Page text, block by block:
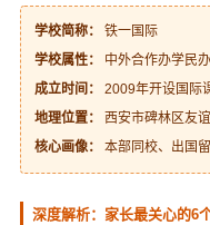
学校简称：
铁一国际
学校属性：
中外合作办学民办
成立时间：
2009年开设国际
地理位置：
西安市碑林区友
核心画像：
本部同校、出国
深度解析：家长最关心的6